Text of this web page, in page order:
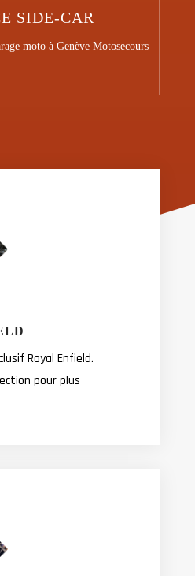
SIDE-CAR
moto à Genève Motosecours
Royal Enfield.
pour plus